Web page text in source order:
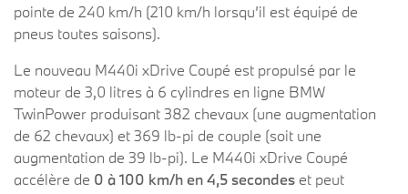
pointe de 240 km/h (210 km/h lorsqu’il est équipé de
pneus toutes saisons).
Le nouveau M440i xDrive Coupé est propulsé par le
moteur de 3,0 litres à 6 cylindres en ligne BMW
TwinPower produisant 382 chevaux (une augmentation
de 62 chevaux) et 369 lb-pi de couple (soit une
augmentation de 39 lb-pi). Le M440i xDrive Coupé
accélère de 0 à 100 km/h en 4,5 secondes et peut